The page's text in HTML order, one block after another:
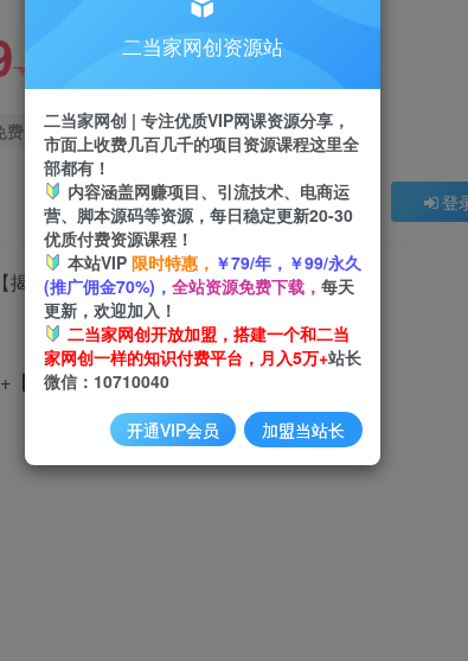
￥
费
登
揭秘】
二当家网创资源站
二当家网创 | 专注优质VIP网课资源分享，
市面上收费几百几千的项目资源课程这里全
部都有！
内容涵盖网赚项目、引流技术、电商运
营、脚本源码等资源，每日稳定更新20-30
优质付费资源课程！
本站VIP 限时特惠， ￥79/年，￥99/永久
(推广佣金70%)， 全站资源免费下载， 每天
更新，欢迎加入！
二当家网创开放加盟，搭建一个和二当
家网创一样的知识付费平台，月入5万+站长
微信：10710040
开通VIP会员 加盟当站长